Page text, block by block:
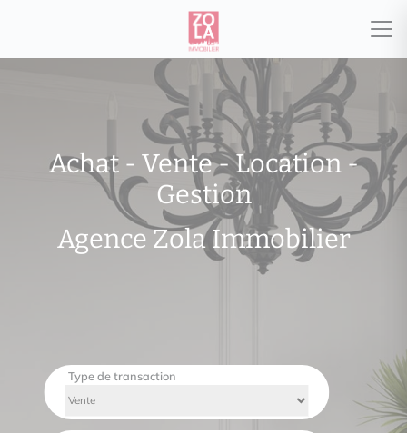
Achat - Vente - Location -
Gestion
Agence Zola Immobilier
Type de transaction